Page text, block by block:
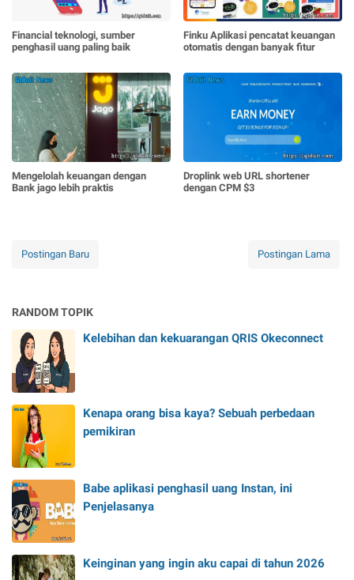
Financial teknologi, sumber
penghasil uang paling baik
Finku Aplikasi pencatat keuangan
otomatis dengan banyak fitur
Mengelolah keuangan dengan
Bank jago lebih praktis
Droplink web URL shortener
dengan CPM $3
Postingan Baru Postingan Lama
RANDOM TOPIK
Kelebihan dan kekuarangan QRIS Okeconnect
Kenapa orang bisa kaya? Sebuah perbedaan
pemikiran
Babe aplikasi penghasil uang Instan, ini
Penjelasanya
Keinginan yang ingin aku capai di tahun 2026